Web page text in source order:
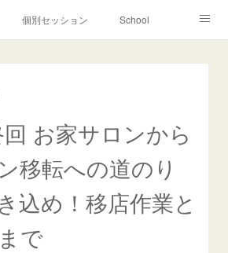
個別セッション School
お家サロンから
移転への道のり
込め！移店作業と
で